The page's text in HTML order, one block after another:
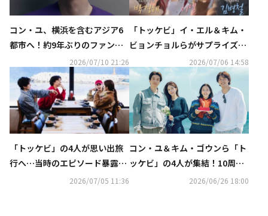
コン・ユ、横浜を含むアジア6
都市へ！約9年ぶりのファンミ
ーティングツアー開催を電撃発
2026/07/10 21:26
「トッケビ」イ・エル＆キム・
ビョンチョルらがサプライズ登
場！扮装メイクの撮影裏話も
（動画あり）
2026/07/06 14:58
「トッケビ」の4人が思い出旅
行へ…当時のエピソード暴露に
イ・ドンウクが謝罪！？コン・
2026/07/05 11:36
コン・ユ＆キム・ゴウンら「ト
ッケビ」の4人が集結！10周年
記念番組がU-NEXTにて7月4日
2026/06/26 18:00